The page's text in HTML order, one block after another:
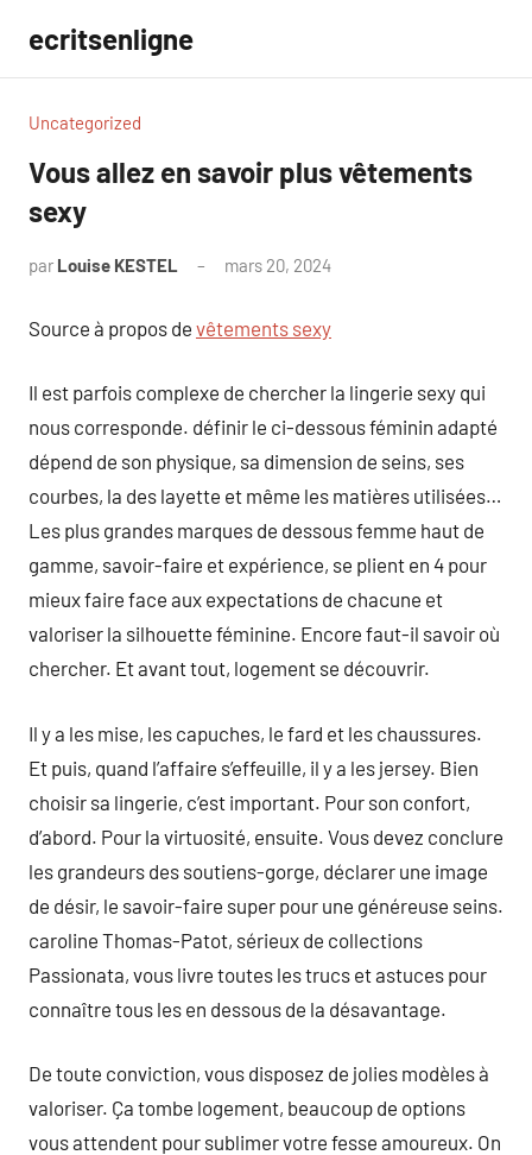
contenu
ecritsenligne
Uncategorized
Vous allez en savoir plus vêtements
sexy
par Louise KESTEL mars 20, 2024
Source à propos de vêtements sexy
Il est parfois complexe de chercher la lingerie sexy qui
nous corresponde. définir le ci-dessous féminin adapté
dépend de son physique, sa dimension de seins, ses
courbes, la des layette et même les matières utilisées…
Les plus grandes marques de dessous femme haut de
gamme, savoir-faire et expérience, se plient en 4 pour
mieux faire face aux expectations de chacune et
valoriser la silhouette féminine. Encore faut-il savoir où
chercher. Et avant tout, logement se découvrir.
Il y a les mise, les capuches, le fard et les chaussures.
Et puis, quand l’affaire s’effeuille, il y a les jersey. Bien
choisir sa lingerie, c’est important. Pour son confort,
d’abord. Pour la virtuosité, ensuite. Vous devez conclure
les grandeurs des soutiens-gorge, déclarer une image
de désir, le savoir-faire super pour une généreuse seins.
caroline Thomas-Patot, sérieux de collections
Passionata, vous livre toutes les trucs et astuces pour
connaître tous les en dessous de la désavantage.
De toute conviction, vous disposez de jolies modèles à
valoriser. Ça tombe logement, beaucoup de options
vous attendent pour sublimer votre fesse amoureux. On